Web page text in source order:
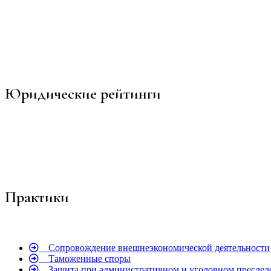
Юридические рейтинги
Практики
Сопровождение внешнеэкономической деятельности
Таможенные споры